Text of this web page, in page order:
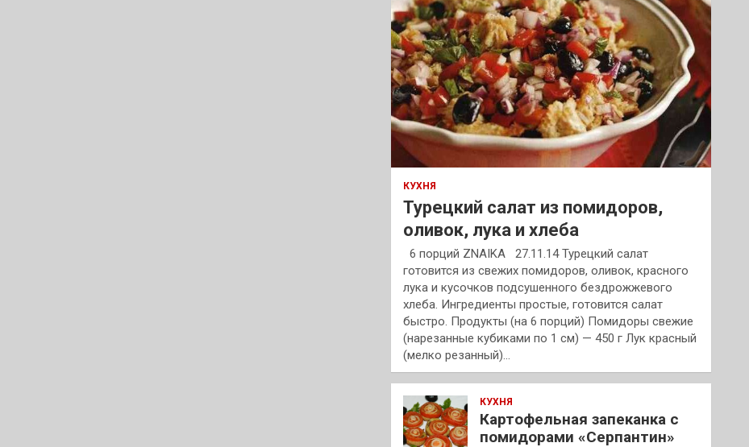
КУХНЯ
Турецкий салат из помидоров,
оливок, лука и хлеба
6 порций ZNAIKA 27.11.14 Турецкий салат
готовится из свежих помидоров, оливок, красного
лука и кусочков подсушенного бездрожжевого
хлеба. Ингредиенты простые, готовится салат
быстро. Продукты (на 6 порций) Помидоры свежие
(нарезанные кубиками по 1 см) — 450 г Лук красный
(мелко резанный)…
КУХНЯ
Картофельная запеканка с
помидорами «Серпантин»